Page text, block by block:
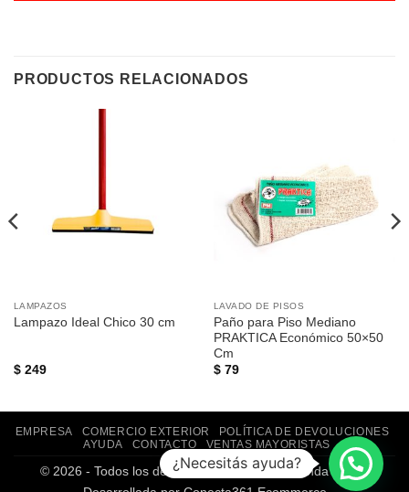
PRODUCTOS RELACIONADOS
LAMPAZOS
Lampazo Ideal Chico 30 cm
$249
LAVADO DE PISOS
Paño para Piso Mediano
PRAKTICA Económico 50×50
Cm
$79
EMPRESA COMERCIO EXTERIOR
POLÍTICA DE DEVOLUCIONES
AYUDA
CONTACTO VENTAS MAYORISTAS
© 2026 - Todos los derechos reservados. | Tienda Online
¿Necesitás ayuda?